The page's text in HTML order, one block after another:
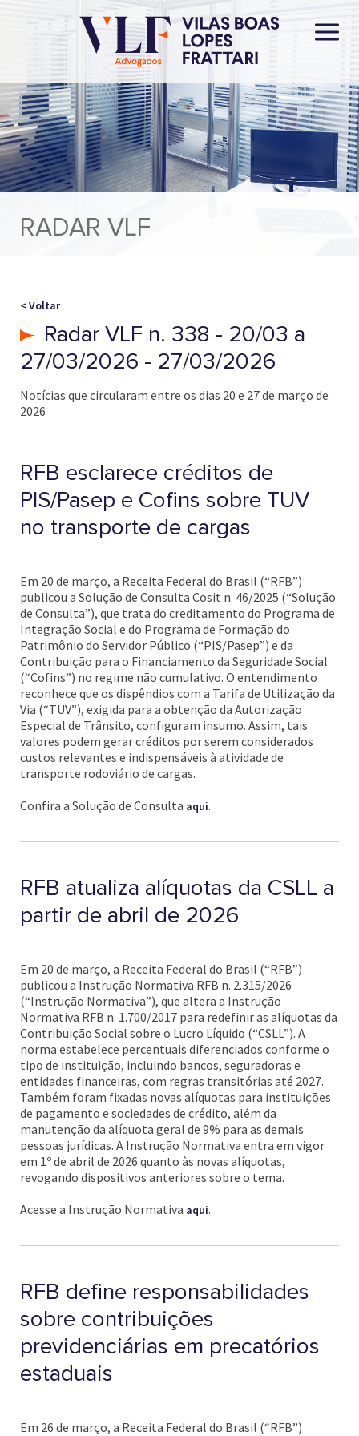
RADAR VLF
< Voltar
Radar VLF n. 338 - 20/03 a
27/03/2026 - 27/03/2026
Notícias que circularam entre os dias 20 e 27 de março de
2026
RFB esclarece créditos de
PIS/Pasep e Cofins sobre TUV
no transporte de cargas
Em 20 de março, a Receita Federal do Brasil (“RFB”)
publicou a Solução de Consulta Cosit n. 46/2025 (“Solução
de Consulta”), que trata do creditamento do Programa de
Integração Social e do Programa de Formação do
Patrimônio do Servidor Público (“PIS/Pasep”) e da
Contribuição para o Financiamento da Seguridade Social
(“Cofins”) no regime não cumulativo. O entendimento
reconhece que os dispêndios com a Tarifa de Utilização da
Via (“TUV”), exigida para a obtenção da Autorização
Especial de Trânsito, configuram insumo. Assim, tais
valores podem gerar créditos por serem considerados
custos relevantes e indispensáveis à atividade de
transporte rodoviário de cargas.
Confira a Solução de Consulta aqui.
RFB atualiza alíquotas da CSLL a
partir de abril de 2026
Em 20 de março, a Receita Federal do Brasil (“RFB”)
publicou a Instrução Normativa RFB n. 2.315/2026
(“Instrução Normativa”), que altera a Instrução
Normativa RFB n. 1.700/2017 para redefinir as alíquotas da
Contribuição Social sobre o Lucro Líquido (“CSLL”). A
norma estabelece percentuais diferenciados conforme o
tipo de instituição, incluindo bancos, seguradoras e
entidades financeiras, com regras transitórias até 2027.
Também foram fixadas novas alíquotas para instituições
de pagamento e sociedades de crédito, além da
manutenção da alíquota geral de 9% para as demais
pessoas jurídicas. A Instrução Normativa entra em vigor
em 1º de abril de 2026 quanto às novas alíquotas,
revogando dispositivos anteriores sobre o tema.
Acesse a Instrução Normativa aqui.
RFB define responsabilidades
sobre contribuições
previdenciárias em precatórios
estaduais
Em 26 de março, a Receita Federal do Brasil (“RFB”)